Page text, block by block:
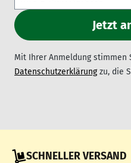
Mit Ihrer Anmeldung stimmen
Datenschutzerklärungzu, die
SCHNELLER VERSAND